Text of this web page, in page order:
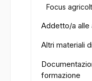
Focus
Addetto/a alle
Altri materiali
formazione